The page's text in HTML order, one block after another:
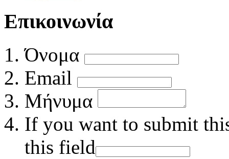
Επικοινωνία
Όνομα
Email
Μήνυμα
If you want to submit
this field